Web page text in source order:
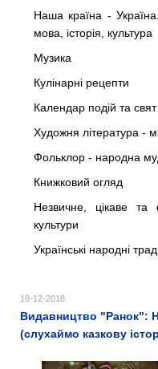
Наша країна -
мова, історія, культура
Музика
Кулінарні рецепти
Календар подій та свят
Художня література -
Фольклор - народна
Книжковий огляд
Незвичне, цікаве та
культури
Українські народні
18-12-2018
Видавництво "Ранок":
(слухаймо казкову